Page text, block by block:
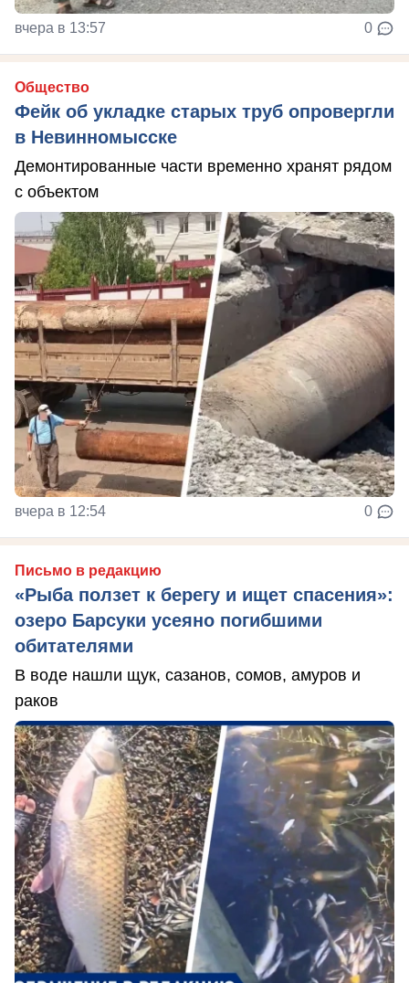
вчера в 13:57 0
Общество
Фейк об укладке старых труб опровергли
в Невинномысске
Демонтированные части временно хранят рядом
с объектом
вчера в 12:54 0
Письмо в редакцию
«Рыба ползет к берегу и ищет спасения»:
озеро Барсуки усеяно погибшими
обитателями
В воде нашли щук, сазанов, сомов, амуров и
раков